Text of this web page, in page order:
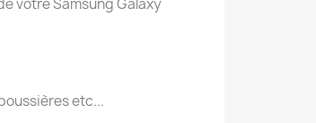
votre Samsung Galaxy
etc...